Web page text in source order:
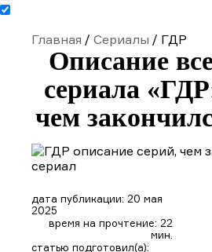
Главная / Сериалы / ГДР
Описание
сериала
чем
дата публикации: 20 мая
2025
время на прочтение: 22
мин.
статью подготовил(а):